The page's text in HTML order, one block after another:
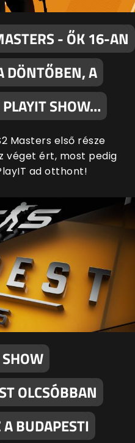
- ŐK 16-AN
DÖNTŐBEN, A
SHOW…
Masters első része
véget ért, most pedig
ad otthont!
OLCSÓBBAN
A BUDAPESTI